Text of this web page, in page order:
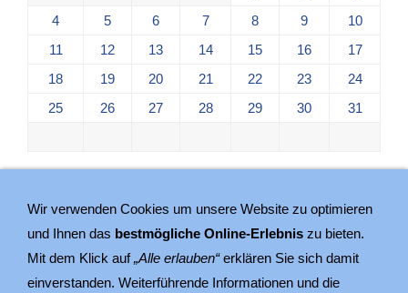
4
5 6 7 8 9
10
11
12 13 14 15 16
17
18
19 20 21 22 23
24
25
26 27 28 29 30 31
Sitemap
Wir verwenden Cookies um unsere Website zu optimieren
und Ihnen das bestmögliche Online-Erlebnis zu bieten.
Mit dem Klick auf„Alle erlauben“erklären Sie sich damit
einverstanden. Weiterführende Informationen und die